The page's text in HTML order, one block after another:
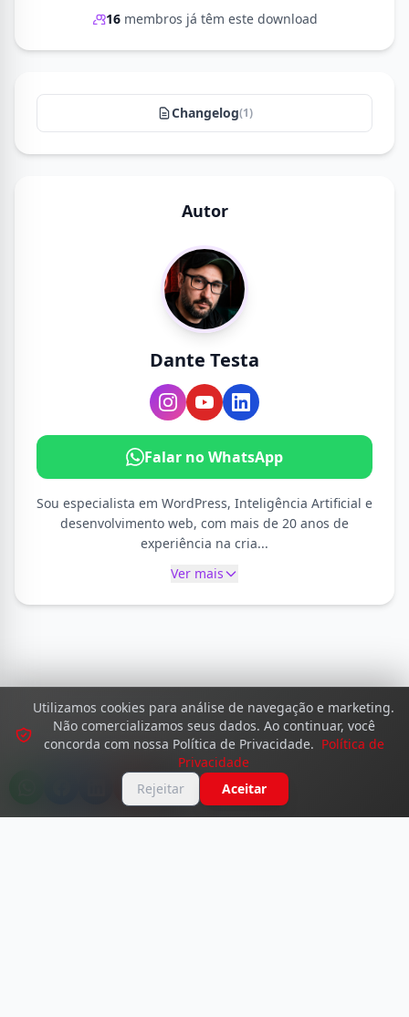
16 membros já têm este download
Changelog(1)
Autor
Dante Testa
Falar no WhatsApp
Sou especialista em WordPress, Inteligência Artificial e
desenvolvimento web, com mais de 20 anos de
experiência na cria...
Ver mais
Utilizamos cookies para análise de navegação e marketing.
Não comercializamos seus dados. Ao continuar, você
concorda com nossa Política de Privacidade. Política de
Privacidade
Rejeitar
Aceitar